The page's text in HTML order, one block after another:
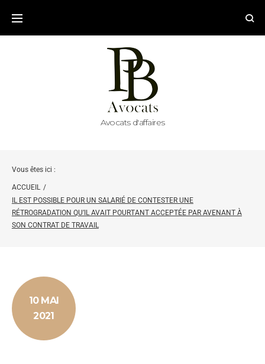
Avocats d'affaires
Vous êtes ici :
ACCUEIL /
IL EST POSSIBLE POUR UN SALARIÉ DE CONTESTER UNE
RÉTROGRADATION QU’IL AVAIT POURTANT ACCEPTÉE PAR AVENANT À
SON CONTRAT DE TRAVAIL
10 MAI
2021